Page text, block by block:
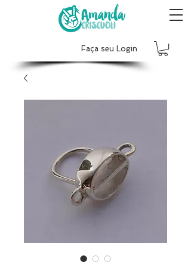
Faça seu Login